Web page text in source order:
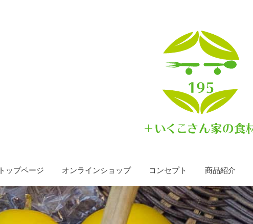
トップページ オンラインショップ コンセプト 商品紹介